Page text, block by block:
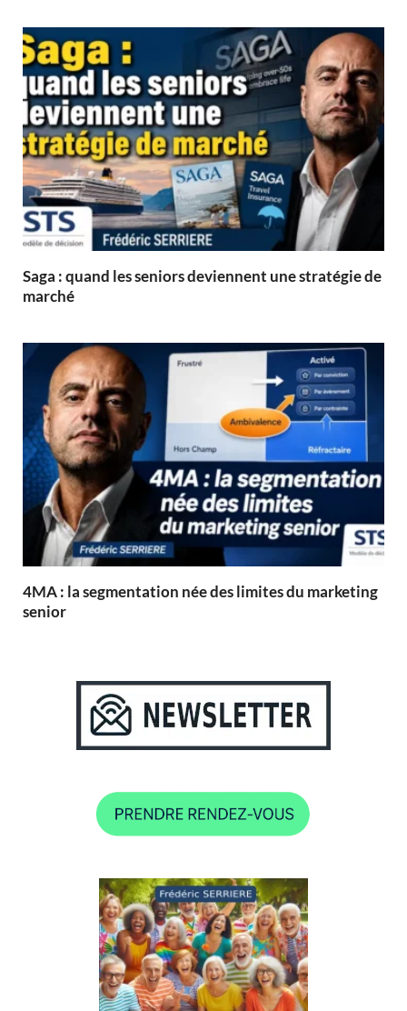
Saga : quand les seniors deviennent une stratégie de
marché
4MA : la segmentation née des limites du marketing
senior